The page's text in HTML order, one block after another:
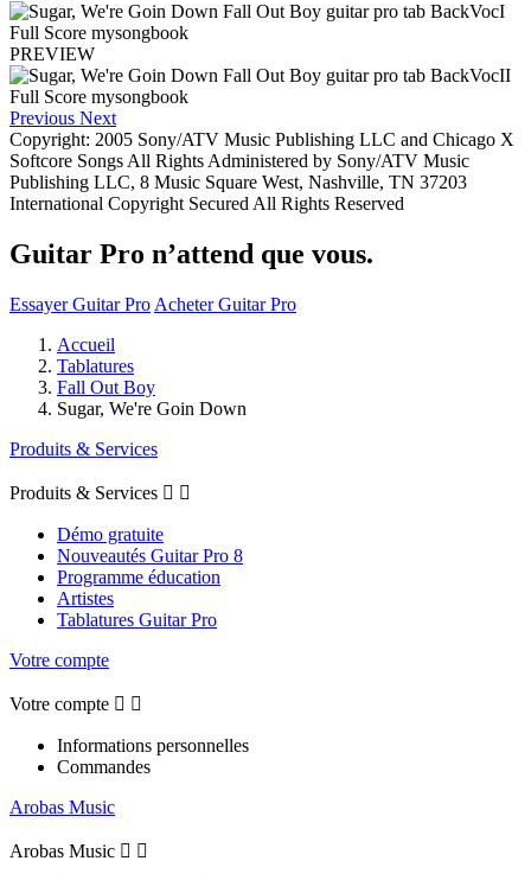
PREVIEW
Previous Next
Copyright: 2005 Sony/ATV Music Publishing LLC and Chicago X
Softcore Songs All Rights Administered by Sony/ATV Music
Publishing LLC, 8 Music Square West, Nashville, TN 37203
International Copyright Secured All Rights Reserved
Guitar Pro n’attend que vous.
Essayer Guitar Pro Acheter Guitar Pro
Accueil
Tablatures
Fall Out Boy
Sugar, We're Goin Down
Produits & Services
Produits & Services  
Démo gratuite
Nouveautés Guitar Pro 8
Programme éducation
Artistes
Tablatures Guitar Pro
Votre compte
Votre compte  
Informations personnelles
Commandes
Arobas Music
Arobas Music  